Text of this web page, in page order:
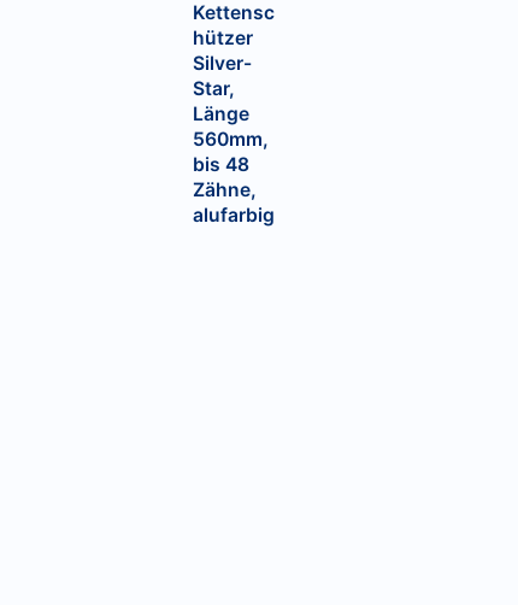
Kettensc
hützer
Silver-
Star,
Länge
560mm,
bis 48
Zähne,
alufarbig